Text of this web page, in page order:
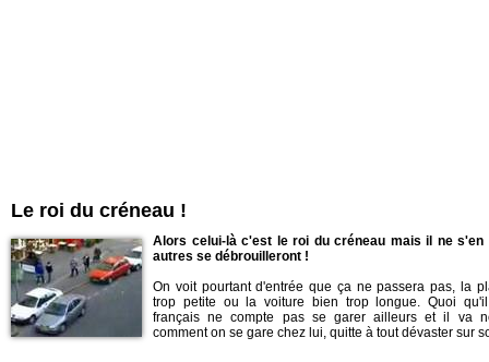
Le roi du créneau !
Alors celui-là c'est le roi du créneau mais il ne s'en
autres se débrouilleront !
On voit pourtant d'entrée que ça ne passera pas, la
trop petite ou la voiture bien trop longue. Quoi
français ne compte pas se garer ailleurs et il va
comment on se gare chez lui, quitte à tout dévaster sur